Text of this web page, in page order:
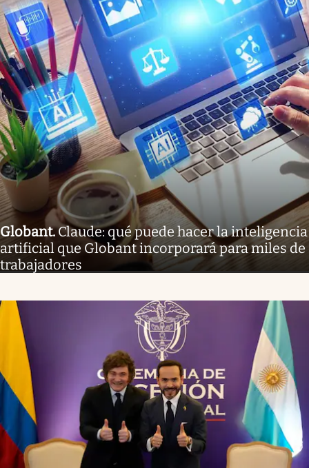
Globant.Claude: qué puede hacer la inteligencia
artificial que Globant incorporará para miles de
trabajadores